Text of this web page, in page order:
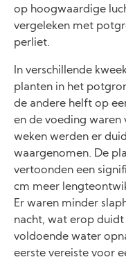
op hoogwaardige
vergeleken met
perliet.
In verschillende
planten in het
de andere helft op
en de voeding waren
weken werden er
waargenomen. De
vertoonden een
cm meer
Er waren minder
nacht, wat erop
voldoende water
eerste vereiste voor